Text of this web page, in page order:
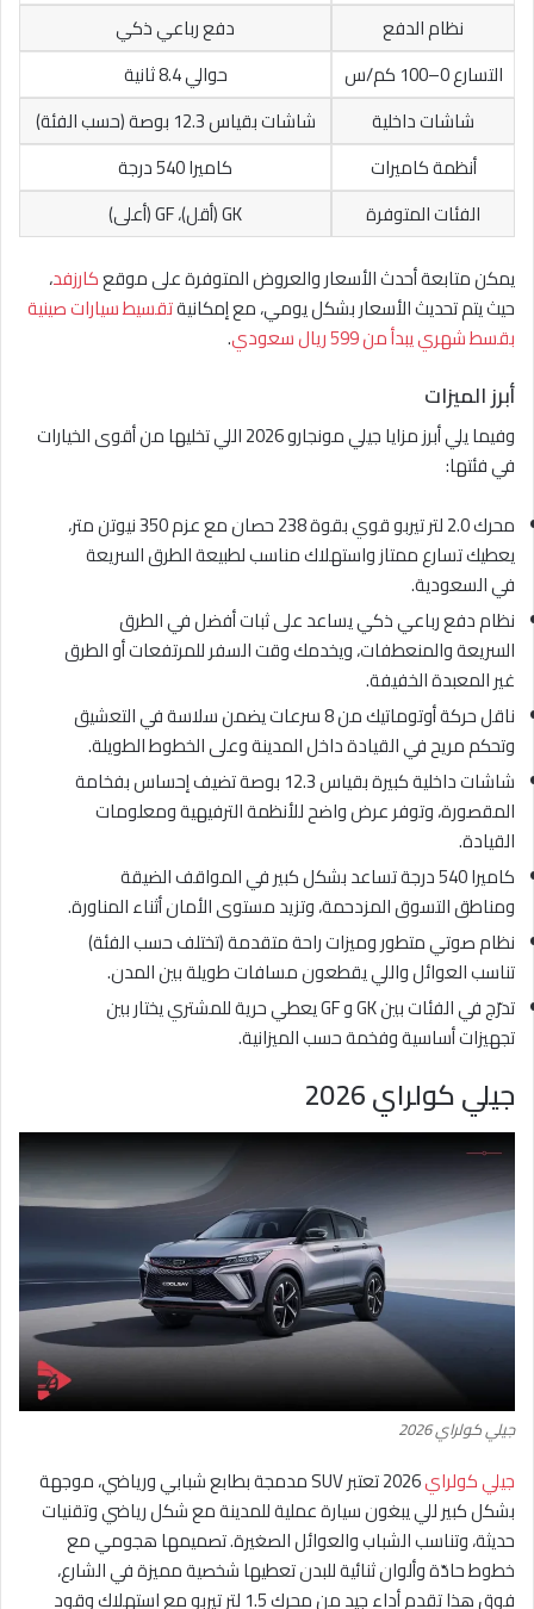
نظام الدفع
دفع رباعي ذكي
التسارع 0–100 كم/س
حوالي 8.4 ثانية
شاشات داخلية
شاشات بقياس 12.3 بوصة (حسب الفئة)
أنظمة كاميرات
كاميرا 540 درجة
الفئات المتوفرة
GK (أقل)، GF (أعلى)
يمكن متابعة أحدث الأسعار والعروض المتوفرة على موقعكارزفد،
حيث يتم تحديث الأسعار بشكل يومي، مع إمكانيةتقسيط سيارات صينية
بقسط شهري يبدأ من 599 ريال سعودي
.
أبرز الميزات
وفيما يلي أبرز مزايا جيلي مونجارو 2026 اللي تخليها من أقوى الخيارات
في فئتها:
محرك 2.0 لتر تيربو قوي بقوة 238 حصان مع عزم 350 نيوتن متر،
يعطيك تسارع ممتاز واستهلاك مناسب لطبيعة الطرق السريعة
في السعودية.
نظام دفع رباعي ذكي يساعد على ثبات أفضل في الطرق
السريعة والمنعطفات، ويخدمك وقت السفر للمرتفعات أو الطرق
غير المعبدة الخفيفة.
ناقل حركة أوتوماتيك من 8 سرعات يضمن سلاسة في التعشيق
وتحكم مريح في القيادة داخل المدينة وعلى الخطوط الطويلة.
شاشات داخلية كبيرة بقياس 12.3 بوصة تضيف إحساس بفخامة
المقصورة، وتوفر عرض واضح للأنظمة الترفيهية ومعلومات
القيادة.
كاميرا 540 درجة تساعد بشكل كبير في المواقف الضيقة
ومناطق التسوق المزدحمة، وتزيد مستوى الأمان أثناء المناورة.
نظام صوتي متطور وميزات راحة متقدمة (تختلف حسب الفئة)
تناسب العوائل واللي يقطعون مسافات طويلة بين المدن.
تدرّج في الفئات بين GK و GF يعطي حرية للمشتري يختار بين
تجهيزات أساسية وفخمة حسب الميزانية.
جيلي كولراي 2026
جيلي كولراي 2026
جيلي كولراي
2026 تعتبر SUV مدمجة بطابع شبابي ورياضي، موجهة
بشكل كبير للي يبغون سيارة عملية للمدينة مع شكل رياضي وتقنيات
حديثة، وتناسب الشباب والعوائل الصغيرة. تصميمها هجومي مع
خطوط حادّة وألوان ثنائية للبدن تعطيها شخصية مميزة في الشارع،
فوق هذا تقدم أداء جيد من محرك 1.5 لتر تيربو مع استهلاك وقود